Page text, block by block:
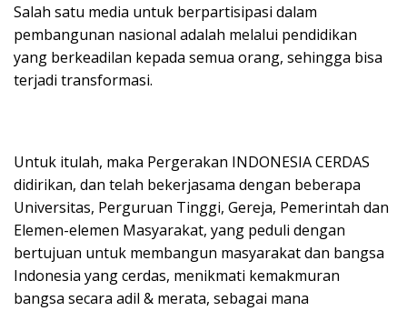
Salah satu media untuk berpartisipasi dalam
pembangunan nasional adalah melalui pendidikan
yang berkeadilan kepada semua orang, sehingga bisa
terjadi transformasi.
Untuk itulah, maka Pergerakan INDONESIA CERDAS
didirikan, dan telah bekerjasama dengan beberapa
Universitas, Perguruan Tinggi, Gereja, Pemerintah dan
Elemen-elemen Masyarakat, yang peduli dengan
bertujuan untuk membangun masyarakat dan bangsa
Indonesia yang cerdas, menikmati kemakmuran
bangsa secara adil & merata, sebagai mana